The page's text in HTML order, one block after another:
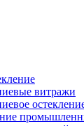
витражи